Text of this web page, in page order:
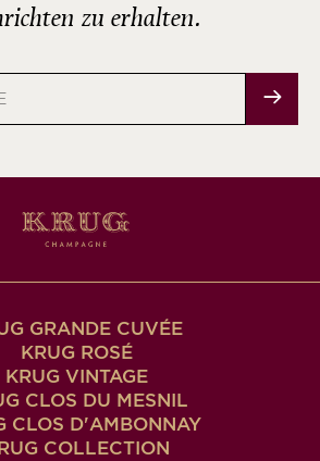
zu erhalten.
GRANDE CUVÉE
KRUG ROSÉ
KRUG VINTAGE
CLOS DU MESNIL
CLOS D'AMBONNAY
COLLECTION